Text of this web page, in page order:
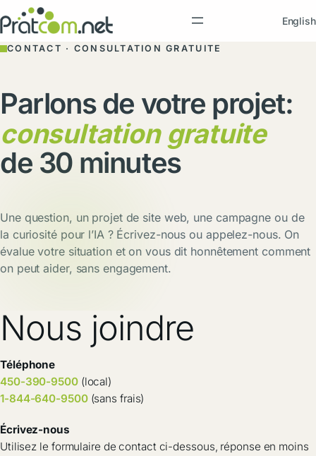
au
English
CONTACT · CONSULTATION GRATUITE
Parlons de votre projet:
consultation gratuite
de 30 minutes
Une question, un projet de site web, une campagne ou de
la curiosité pour l’IA ? Écrivez-nous ou appelez-nous. On
évalue votre situation et on vous dit honnêtement comment
on peut aider, sans engagement.
Nous joindre
Téléphone
450-390-9500(local)
1-844-640-9500(sans frais)
Écrivez-nous
Utilisez le formulaire de contact ci-dessous, réponse en moins